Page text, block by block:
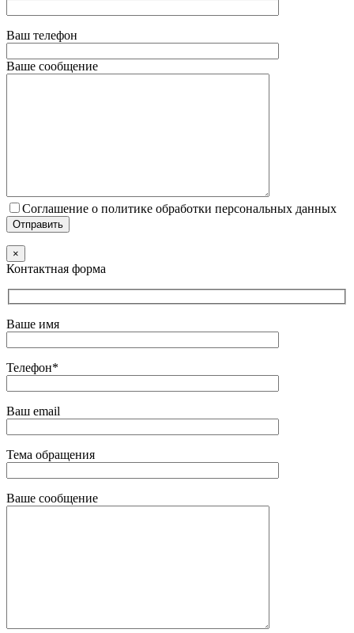
Ваш телефон
Ваше сообщение
Соглашение о политике обработки персональных данных
×
Контактная форма
Ваше имя
Телефон*
Ваш email
Тема обращения
Ваше сообщение